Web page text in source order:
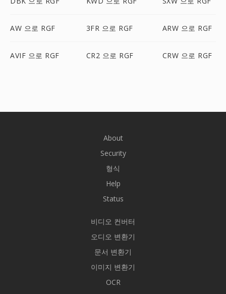
AW 으로 RGF 3FR 으로 RGF ARW 으로 RGF
AVIF 으로 RGF CR2 으로 RGF CRW 으로 RGF
About
Security
형식
Help
Status
비디오 컨버터
오디오 변환기
문서 변환기
이미지 변환기
OCR